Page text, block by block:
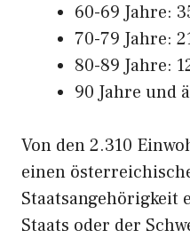
60-69 Jahre:
70-79 Jahre:
80-89 Jahre:
90 Jahre und
Von den 2.310
einen
Staatsangehörigkeit
Staats oder der